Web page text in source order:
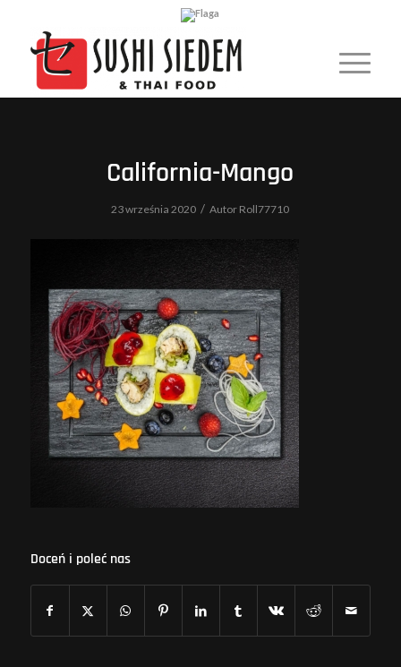
California-Mango
23 września 2020 / Autor Roll77710
Doceń i poleć nas